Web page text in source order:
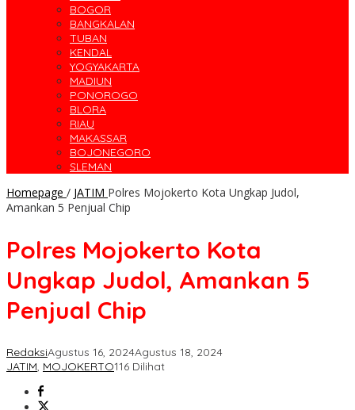
BOGOR
BANGKALAN
TUBAN
KENDAL
YOGYAKARTA
MADIUN
PONOROGO
BLORA
RIAU
MAKASSAR
BOJONEGORO
SLEMAN
Homepage / JATIM Polres Mojokerto Kota Ungkap Judol,
Amankan 5 Penjual Chip
Polres Mojokerto Kota
Ungkap Judol, Amankan 5
Penjual Chip
RedaksiAgustus 16, 2024Agustus 18, 2024
JATIM, MOJOKERTO116 Dilihat